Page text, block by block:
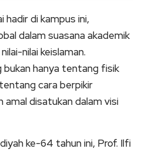
hadir di kampus ini,
dalam suasana akademik
nilai keislaman.
bukan hanya tentang fisik
cara berpikir
amal disatukan dalam visi
ke-64 tahun ini, Prof. Ilfi